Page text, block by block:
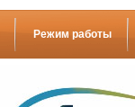
Режим работы